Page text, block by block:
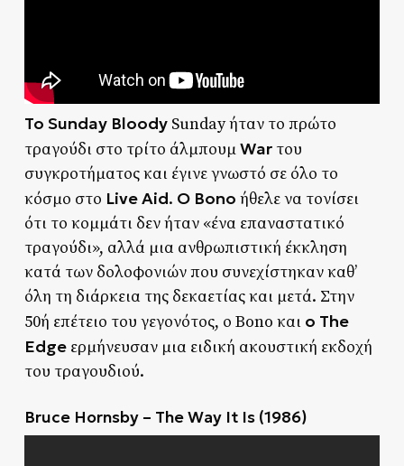
Το Sunday BloodySunday ήταν το πρώτο
τραγούδι στο τρίτο άλμπουμWarτου
συγκροτήματος και έγινε γνωστό σε όλο το
κόσμο στο Live Aid. Ο Bono ήθελε να τονίσει
ότι το κομμάτι δεν ήταν «ένα επαναστατικό
τραγούδι», αλλά μια ανθρωπιστική έκκληση
κατά των δολοφονιών που συνεχίστηκαν καθ’
όλη τη διάρκεια της δεκαετίας και μετά. Στην
50ή επέτειο του γεγονότος, ο Bono και ο The
Edge ερμήνευσαν μια ειδική ακουστική εκδοχή
του τραγουδιού.
Bruce Hornsby – The Way It Is (1986)